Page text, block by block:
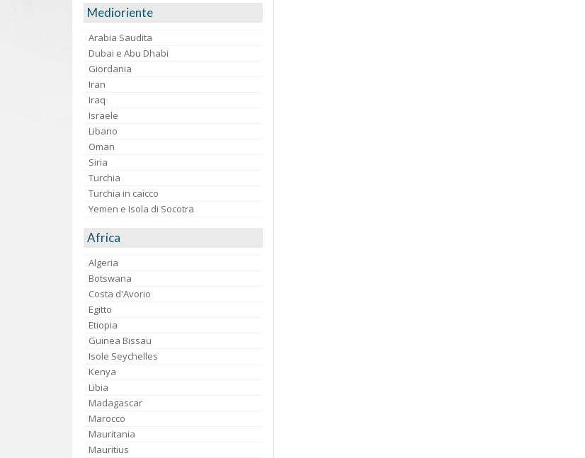
Medioriente
Arabia Saudita
Dubai e Abu Dhabi
Giordania
Iran
Iraq
Israele
Libano
Oman
Siria
Turchia
Turchia in caicco
Yemen e Isola di Socotra
Africa
Algeria
Botswana
Costa d'Avorio
Egitto
Etiopia
Guinea Bissau
Isole Seychelles
Kenya
Libia
Madagascar
Marocco
Mauritania
Mauritius